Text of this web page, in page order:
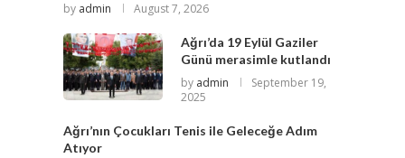
by admin August 7, 2026
Ağrı’da 19 Eylül Gaziler
Günü merasimle kutlandı
by admin
September 19,
2025
Ağrı’nın Çocukları Tenis ile Geleceğe Adım
Atıyor